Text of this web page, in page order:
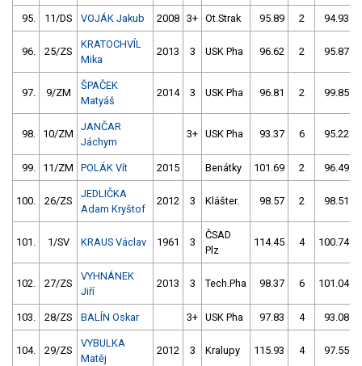
95. 11/DS VOJÁK Jakub 2008 3+ Ot.Strak 95.89 2 94.93
96. 25/ZS
KRATOCHVÍL
Mika
2013 3 USK Pha 96.62 2 95.87
97. 9/ZM
ŠPAČEK
Matyáš
2014 3 USK Pha 96.81 2 99.85
98. 10/ZM
JANČAR
Jáchym
3+ USK Pha 93.37 6 95.22
99. 11/ZM POLÁK Vít 2015 Benátky 101.69 2 96.49
100. 26/ZS
JEDLIČKA
Adam Kryštof
2012 3 Klášter. 98.57 2 98.51
101. 1/SV KRAUS Václav 1961 3
ČSAD
Plz
114.45 4 100.74
102. 27/ZS
VYHNÁNEK
Jiří
2013 3 Tech.Pha 98.37 6 101.04
103. 28/ZS BALÍN Oskar 3+ USK Pha 97.83 4 93.08
104. 29/ZS
VYBULKA
Matěj
2012 3 Kralupy 115.93 4 97.55